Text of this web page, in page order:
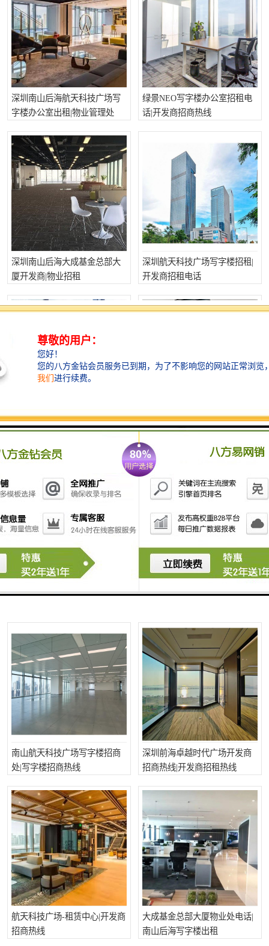
深圳南山后海航天科技广场写
字楼办公室出租|物业管理处
绿景NEO写字楼办公室招租电
话|开发商招商热线
深圳南山后海大成基金总部大
厦开发商|物业招租
深圳航天科技广场写字楼招租|
开发商招租电话
深圳金蝶云大厦开发商|开发商
深圳京基滨河时代大厦物业|招
南山航天科技广场写字楼招商
处|写字楼招商热线
深圳前海卓越时代广场开发商
招商热线|开发商招租热线
航天科技广场-租赁中心|开发商
招商热线
大成基金总部大厦物业处电话|
南山后海写字楼出租
宝安西乡 宝安新安
光明区 南山西丽
龙华观澜 南山桃园